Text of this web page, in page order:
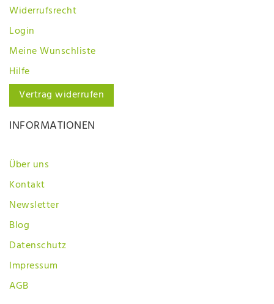
Widerrufsrecht
Login
Meine Wunschliste
Hilfe
Vertrag widerrufen
INFORMATIONEN
Über uns
Kontakt
Newsletter
Blog
Datenschutz
Impressum
AGB